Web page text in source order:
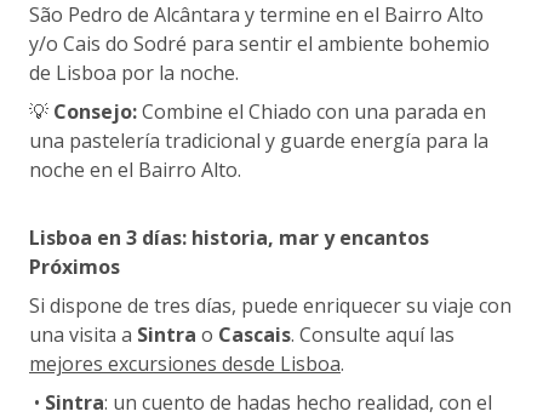
São Pedro de Alcântara y termine en el Bairro Alto
y/o Cais do Sodré para sentir el ambiente bohemio
de Lisboa por la noche.
💡 Consejo:Combine el Chiado con una parada en
una pastelería tradicional y guarde energía para la
noche en el Bairro Alto.
Lisboa en 3 días: historia, mar y encantos
Próximos
Si dispone de tres días, puede enriquecer su viaje con
una visita a Sintra o Cascais. Consulte aquí las
mejores excursiones desde Lisboa.
• Sintra: un cuento de hadas hecho realidad, con el